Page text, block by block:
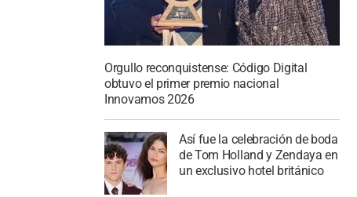
Orgullo reconquistense: Código Digital
obtuvo el primer premio nacional
Innovamos 2026
Así fue la celebración de boda
de Tom Holland y Zendaya en
un exclusivo hotel británico